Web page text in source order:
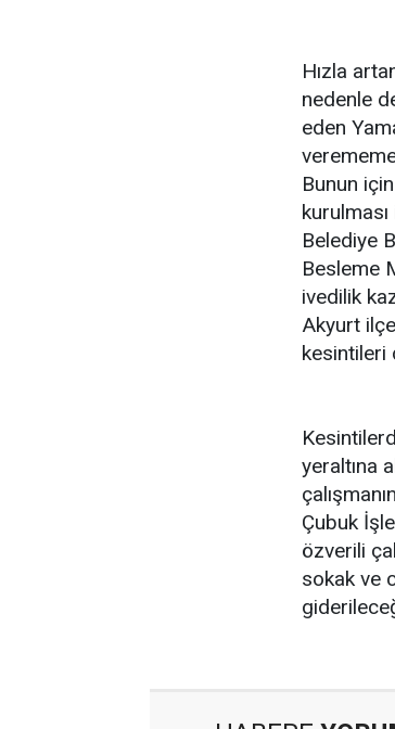
Hızla
nedenle
eden
Bunun
Belediye
Besleme
ivedilik
Akyurt
kesintileri
yeraltına
Çubuk
özverili
sokak ve